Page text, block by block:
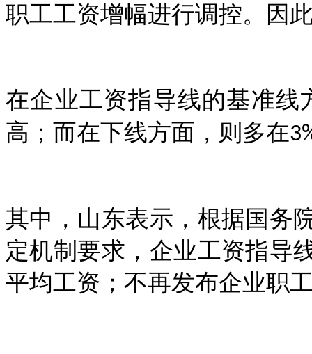
职工工资增幅进行调控。因
在企业工资指导线的基准线
高；而在下线方面，则多在
其中，山东表示，根据国务
定机制要求，企业工资指导
平均工资；不再发布企业职